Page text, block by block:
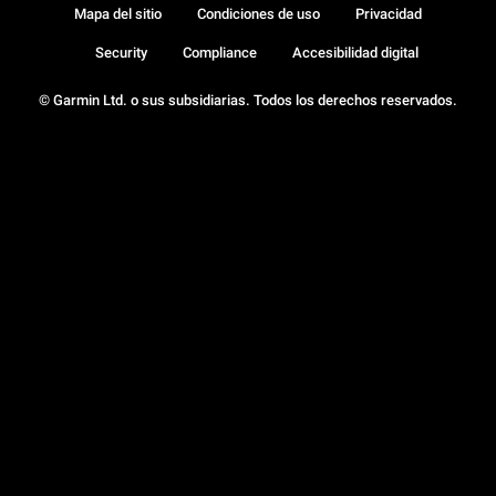
© Garmin Ltd. o sus subsidiarias. Todos los derechos reservados.
Mapa del sitio Condiciones de uso Privacidad
Security Compliance Accesibilidad digital